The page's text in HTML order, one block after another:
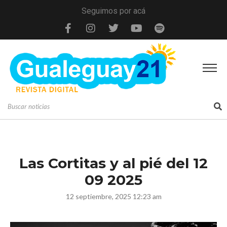
Seguimos por acá
Las Cortitas y al pié del 12
09 2025
12 septiembre, 2025 12:23 am